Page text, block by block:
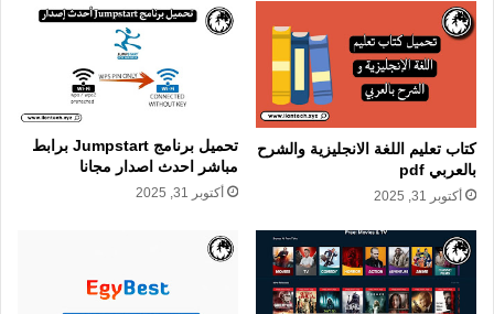
كتاب تعليم اللغة الانجليزية والشرح
بالعربي pdf
أكتوبر 31, 2025
تحميل برنامج Jumpstart برابط
مباشر احدث اصدار مجانا
أكتوبر 31, 2025